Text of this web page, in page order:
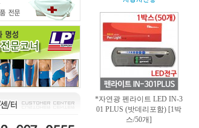
*자연광 펜라이트 LED IN-3
01 PLUS (밧데리포함) [1박
스/50개]